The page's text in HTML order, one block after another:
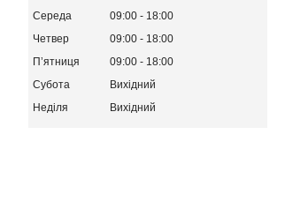
Середа
09:00
18:00
Четвер
09:00
18:00
Пʼятниця
09:00
18:00
Субота
Вихідний
Неділя
Вихідний